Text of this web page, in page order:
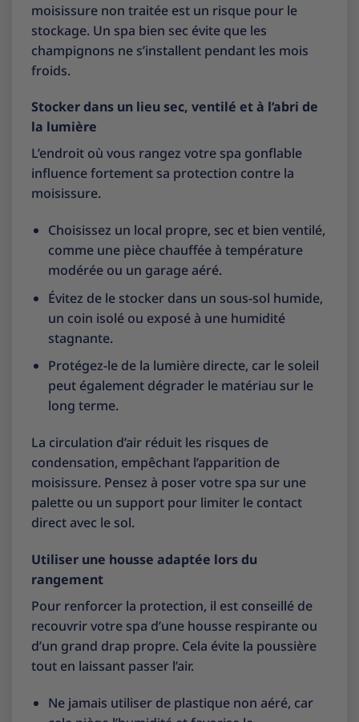
moisissure non traitée est un risque pour le
stockage. Un spa bien sec évite que les
champignons ne s’installent pendant les mois
froids.
Stocker dans un lieu sec, ventilé et à l’abri de
la lumière
L’endroit où vous rangez votre spa gonflable
influence fortement sa protection contre la
moisissure.
Choisissez un local propre, sec et bien ventilé,
comme une pièce chauffée à température
modérée ou un garage aéré.
Évitez de le stocker dans un sous-sol humide,
un coin isolé ou exposé à une humidité
stagnante.
Protégez-le de la lumière directe, car le soleil
peut également dégrader le matériau sur le
long terme.
La circulation d’air réduit les risques de
condensation, empêchant l’apparition de
moisissure. Pensez à poser votre spa sur une
palette ou un support pour limiter le contact
direct avec le sol.
Utiliser une housse adaptée lors du
rangement
Pour renforcer la protection, il est conseillé de
recouvrir votre spa d’une housse respirante ou
d’un grand drap propre. Cela évite la poussière
tout en laissant passer l’air.
Ne jamais utiliser de plastique non aéré, car